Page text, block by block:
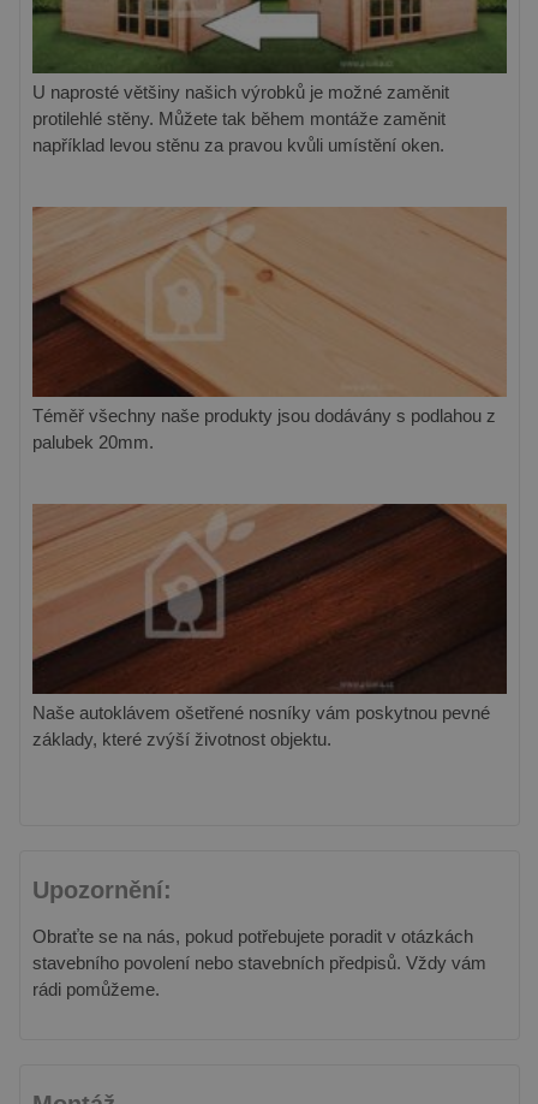
U naprosté většiny našich výrobků je možné zaměnit
protilehlé stěny. Můžete tak během montáže zaměnit
například levou stěnu za pravou kvůli umístění oken.
Téměř všechny naše produkty jsou dodávány s podlahou z
palubek 20mm.
Naše autoklávem ošetřené nosníky vám poskytnou pevné
základy, které zvýší životnost objektu.
Upozornění:
Obraťte se na nás, pokud potřebujete poradit v otázkách
stavebního povolení nebo stavebních předpisů. Vždy vám
rádi pomůžeme.